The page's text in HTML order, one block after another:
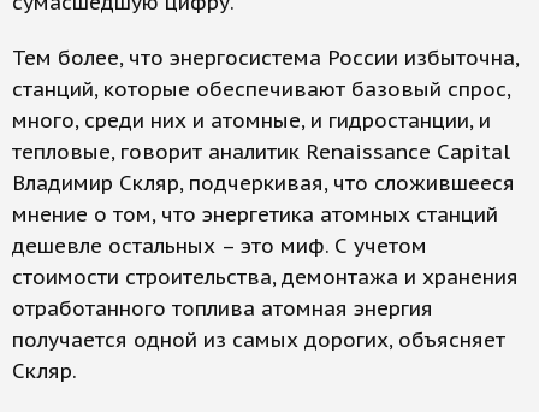
Тем более, что энергосистема России избыточна,
станций, которые обеспечивают базовый спрос,
много, среди них и атомные, и гидростанции, и
тепловые, говорит аналитик Renaissance Capital
Владимир Скляр, подчеркивая, что сложившееся
мнение о том, что энергетика атомных станций
дешевле остальных – это миф. С учетом
стоимости строительства, демонтажа и хранения
отработанного топлива атомная энергия
получается одной из самых дорогих, объясняет
Скляр.